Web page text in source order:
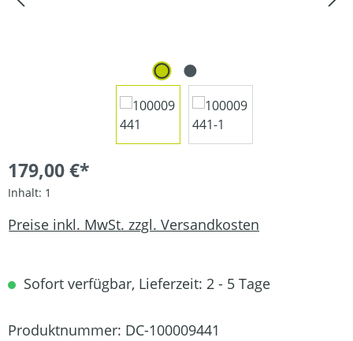
179,00 €*
Inhalt: 1
Preise inkl. MwSt. zzgl. Versandkosten
Sofort verfügbar, Lieferzeit: 2 - 5 Tage
Produktnummer: DC-100009441